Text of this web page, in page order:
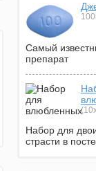
Самый
препарат
Набор для
страсти в